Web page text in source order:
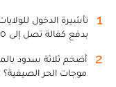
1
بدفع كفالة تصل إلى 20 ألف دولار
2
أضخم ثلاثة سدود
موجات الحر الصيفية؟